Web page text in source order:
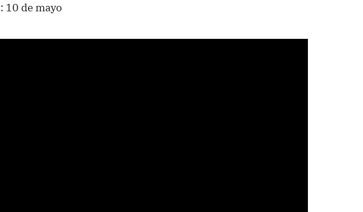
: 10 de mayo